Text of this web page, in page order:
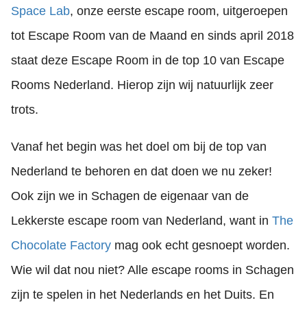
Space Lab, onze eerste escape room, uitgeroepen
tot Escape Room van de Maand en sinds april 2018
staat deze Escape Room in de top 10 van Escape
Rooms Nederland. Hierop zijn wij natuurlijk zeer
trots.
Vanaf het begin was het doel om bij de top van
Nederland te behoren en dat doen we nu zeker!
Ook zijn we in Schagen de eigenaar van de
Lekkerste escape room van Nederland, want in The
Chocolate Factory mag ook echt gesnoept worden.
Wie wil dat nou niet? Alle escape rooms in Schagen
zijn te spelen in het Nederlands en het Duits. En